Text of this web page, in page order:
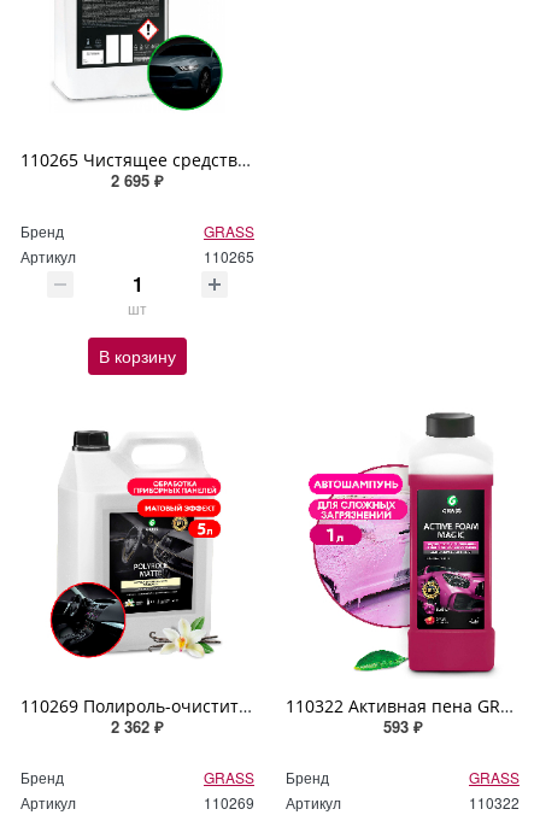
110265 Чистящее средство GRASS "G-cleaner" 5л
2 695 ₽
Бренд
GRASS
Артикул
110265
шт
В корзину
110269 Полироль-очиститель пластика матовый GRASS "Polyrole Matte" ваниль 5кг
2 362 ₽
Бренд
GRASS
Артикул
110269
110322 Активная пена GRASS "Active Foam Magic" 1л
593 ₽
Бренд
GRASS
Артикул
110322